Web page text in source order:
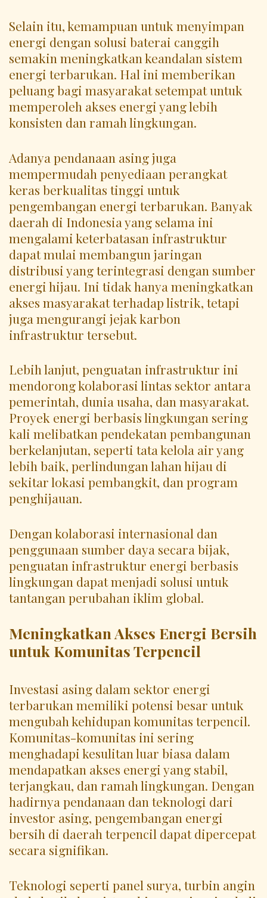
Selain itu, kemampuan untuk menyimpan
energi dengan solusi baterai canggih
semakin meningkatkan keandalan sistem
energi terbarukan. Hal ini memberikan
peluang bagi masyarakat setempat untuk
memperoleh akses energi yang lebih
konsisten dan ramah lingkungan.
Adanya pendanaan asing juga
mempermudah penyediaan perangkat
keras berkualitas tinggi untuk
pengembangan energi terbarukan. Banyak
daerah di Indonesia yang selama ini
mengalami keterbatasan infrastruktur
dapat mulai membangun jaringan
distribusi yang terintegrasi dengan sumber
energi hijau. Ini tidak hanya meningkatkan
akses masyarakat terhadap listrik, tetapi
juga mengurangi jejak karbon
infrastruktur tersebut.
Lebih lanjut, penguatan infrastruktur ini
mendorong kolaborasi lintas sektor antara
pemerintah, dunia usaha, dan masyarakat.
Proyek energi berbasis lingkungan sering
kali melibatkan pendekatan pembangunan
berkelanjutan, seperti tata kelola air yang
lebih baik, perlindungan lahan hijau di
sekitar lokasi pembangkit, dan program
penghijauan.
Dengan kolaborasi internasional dan
penggunaan sumber daya secara bijak,
penguatan infrastruktur energi berbasis
lingkungan dapat menjadi solusi untuk
tantangan perubahan iklim global.
Meningkatkan Akses Energi Bersih
untuk Komunitas Terpencil
Investasi asing dalam sektor energi
terbarukan memiliki potensi besar untuk
mengubah kehidupan komunitas terpencil.
Komunitas-komunitas ini sering
menghadapi kesulitan luar biasa dalam
mendapatkan akses energi yang stabil,
terjangkau, dan ramah lingkungan. Dengan
hadirnya pendanaan dan teknologi dari
investor asing, pengembangan energi
bersih di daerah terpencil dapat dipercepat
secara signifikan.
Teknologi seperti panel surya, turbin angin